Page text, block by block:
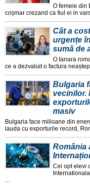
O femeie din
coșmar crezand ca fiul ei in
Cât a
urgențe
sumă de
O tanara
ce a dezvaluit o factura
Bulgaria
vecinilor.
masiv
Bulgaria face milioane din
lauda cu exporturile record,
România
Cei opt elevi